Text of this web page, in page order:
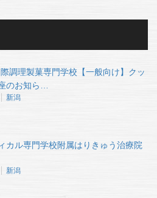
調理製菓専門学校【一般向け】クッ
のお知ら…
新潟
カル専門学校附属はりきゅう治療院
新潟